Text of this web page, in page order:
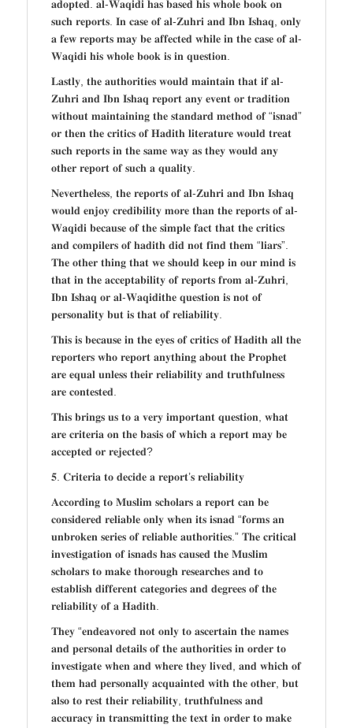
𝐚𝐝𝐨𝐩𝐭𝐞𝐝. 𝐚𝐥-𝐖𝐚𝐪𝐢𝐝𝐢 𝐡𝐚𝐬 𝐛𝐚𝐬𝐞𝐝 𝐡𝐢𝐬 𝐰𝐡𝐨𝐥𝐞 𝐛𝐨𝐨𝐤 𝐨𝐧
𝐬𝐮𝐜𝐡 𝐫𝐞𝐩𝐨𝐫𝐭𝐬. 𝐈𝐧 𝐜𝐚𝐬𝐞 𝐨𝐟 𝐚𝐥-𝐙𝐮𝐡𝐫𝐢 𝐚𝐧𝐝 𝐈𝐛𝐧 𝐈𝐬𝐡𝐚𝐪, 𝐨𝐧𝐥𝐲
𝐚 𝐟𝐞𝐰 𝐫𝐞𝐩𝐨𝐫𝐭𝐬 𝐦𝐚𝐲 𝐛𝐞 𝐚𝐟𝐟𝐞𝐜𝐭𝐞𝐝 𝐰𝐡𝐢𝐥𝐞 𝐢𝐧 𝐭𝐡𝐞 𝐜𝐚𝐬𝐞 𝐨𝐟 𝐚𝐥-
𝐖𝐚𝐪𝐢𝐝𝐢 𝐡𝐢𝐬 𝐰𝐡𝐨𝐥𝐞 𝐛𝐨𝐨𝐤 𝐢𝐬 𝐢𝐧 𝐪𝐮𝐞𝐬𝐭𝐢𝐨𝐧.
𝐋𝐚𝐬𝐭𝐥𝐲, 𝐭𝐡𝐞 𝐚𝐮𝐭𝐡𝐨𝐫𝐢𝐭𝐢𝐞𝐬 𝐰𝐨𝐮𝐥𝐝 𝐦𝐚𝐢𝐧𝐭𝐚𝐢𝐧 𝐭𝐡𝐚𝐭 𝐢𝐟 𝐚𝐥-
𝐙𝐮𝐡𝐫𝐢 𝐚𝐧𝐝 𝐈𝐛𝐧 𝐈𝐬𝐡𝐚𝐪 𝐫𝐞𝐩𝐨𝐫𝐭 𝐚𝐧𝐲 𝐞𝐯𝐞𝐧𝐭 𝐨𝐫 𝐭𝐫𝐚𝐝𝐢𝐭𝐢𝐨𝐧
𝐰𝐢𝐭𝐡𝐨𝐮𝐭 𝐦𝐚𝐢𝐧𝐭𝐚𝐢𝐧𝐢𝐧𝐠 𝐭𝐡𝐞 𝐬𝐭𝐚𝐧𝐝𝐚𝐫𝐝 𝐦𝐞𝐭𝐡𝐨𝐝 𝐨𝐟 “𝐢𝐬𝐧𝐚𝐝”
𝐨𝐫 𝐭𝐡𝐞𝐧 𝐭𝐡𝐞 𝐜𝐫𝐢𝐭𝐢𝐜𝐬 𝐨𝐟 𝐇𝐚𝐝𝐢𝐭𝐡 𝐥𝐢𝐭𝐞𝐫𝐚𝐭𝐮𝐫𝐞 𝐰𝐨𝐮𝐥𝐝 𝐭𝐫𝐞𝐚𝐭
𝐬𝐮𝐜𝐡 𝐫𝐞𝐩𝐨𝐫𝐭𝐬 𝐢𝐧 𝐭𝐡𝐞 𝐬𝐚𝐦𝐞 𝐰𝐚𝐲 𝐚𝐬 𝐭𝐡𝐞𝐲 𝐰𝐨𝐮𝐥𝐝 𝐚𝐧𝐲
𝐨𝐭𝐡𝐞𝐫 𝐫𝐞𝐩𝐨𝐫𝐭 𝐨𝐟 𝐬𝐮𝐜𝐡 𝐚 𝐪𝐮𝐚𝐥𝐢𝐭𝐲.
𝐍𝐞𝐯𝐞𝐫𝐭𝐡𝐞𝐥𝐞𝐬𝐬, 𝐭𝐡𝐞 𝐫𝐞𝐩𝐨𝐫𝐭𝐬 𝐨𝐟 𝐚𝐥-𝐙𝐮𝐡𝐫𝐢 𝐚𝐧𝐝 𝐈𝐛𝐧 𝐈𝐬𝐡𝐚𝐪
𝐰𝐨𝐮𝐥𝐝 𝐞𝐧𝐣𝐨𝐲 𝐜𝐫𝐞𝐝𝐢𝐛𝐢𝐥𝐢𝐭𝐲 𝐦𝐨𝐫𝐞 𝐭𝐡𝐚𝐧 𝐭𝐡𝐞 𝐫𝐞𝐩𝐨𝐫𝐭𝐬 𝐨𝐟 𝐚𝐥-
𝐖𝐚𝐪𝐢𝐝𝐢 𝐛𝐞𝐜𝐚𝐮𝐬𝐞 𝐨𝐟 𝐭𝐡𝐞 𝐬𝐢𝐦𝐩𝐥𝐞 𝐟𝐚𝐜𝐭 𝐭𝐡𝐚𝐭 𝐭𝐡𝐞 𝐜𝐫𝐢𝐭𝐢𝐜𝐬
𝐚𝐧𝐝 𝐜𝐨𝐦𝐩𝐢𝐥𝐞𝐫𝐬 𝐨𝐟 𝐡𝐚𝐝𝐢𝐭𝐡 𝐝𝐢𝐝 𝐧𝐨𝐭 𝐟𝐢𝐧𝐝 𝐭𝐡𝐞𝐦 “𝐥𝐢𝐚𝐫𝐬”.
𝐓𝐡𝐞 𝐨𝐭𝐡𝐞𝐫 𝐭𝐡𝐢𝐧𝐠 𝐭𝐡𝐚𝐭 𝐰𝐞 𝐬𝐡𝐨𝐮𝐥𝐝 𝐤𝐞𝐞𝐩 𝐢𝐧 𝐨𝐮𝐫 𝐦𝐢𝐧𝐝 𝐢𝐬
𝐭𝐡𝐚𝐭 𝐢𝐧 𝐭𝐡𝐞 𝐚𝐜𝐜𝐞𝐩𝐭𝐚𝐛𝐢𝐥𝐢𝐭𝐲 𝐨𝐟 𝐫𝐞𝐩𝐨𝐫𝐭𝐬 𝐟𝐫𝐨𝐦 𝐚𝐥-𝐙𝐮𝐡𝐫𝐢,
𝐈𝐛𝐧 𝐈𝐬𝐡𝐚𝐪 𝐨𝐫 𝐚𝐥-𝐖𝐚𝐪𝐢𝐝𝐢𝐭𝐡𝐞 𝐪𝐮𝐞𝐬𝐭𝐢𝐨𝐧 𝐢𝐬 𝐧𝐨𝐭 𝐨𝐟
𝐩𝐞𝐫𝐬𝐨𝐧𝐚𝐥𝐢𝐭𝐲 𝐛𝐮𝐭 𝐢𝐬 𝐭𝐡𝐚𝐭 𝐨𝐟 𝐫𝐞𝐥𝐢𝐚𝐛𝐢𝐥𝐢𝐭𝐲.
𝐓𝐡𝐢𝐬 𝐢𝐬 𝐛𝐞𝐜𝐚𝐮𝐬𝐞 𝐢𝐧 𝐭𝐡𝐞 𝐞𝐲𝐞𝐬 𝐨𝐟 𝐜𝐫𝐢𝐭𝐢𝐜𝐬 𝐨𝐟 𝐇𝐚𝐝𝐢𝐭𝐡 𝐚𝐥𝐥 𝐭𝐡𝐞
𝐫𝐞𝐩𝐨𝐫𝐭𝐞𝐫𝐬 𝐰𝐡𝐨 𝐫𝐞𝐩𝐨𝐫𝐭 𝐚𝐧𝐲𝐭𝐡𝐢𝐧𝐠 𝐚𝐛𝐨𝐮𝐭 𝐭𝐡𝐞 𝐏𝐫𝐨𝐩𝐡𝐞𝐭
𝐚𝐫𝐞 𝐞𝐪𝐮𝐚𝐥 𝐮𝐧𝐥𝐞𝐬𝐬 𝐭𝐡𝐞𝐢𝐫 𝐫𝐞𝐥𝐢𝐚𝐛𝐢𝐥𝐢𝐭𝐲 𝐚𝐧𝐝 𝐭𝐫𝐮𝐭𝐡𝐟𝐮𝐥𝐧𝐞𝐬𝐬
𝐚𝐫𝐞 𝐜𝐨𝐧𝐭𝐞𝐬𝐭𝐞𝐝.
𝐓𝐡𝐢𝐬 𝐛𝐫𝐢𝐧𝐠𝐬 𝐮𝐬 𝐭𝐨 𝐚 𝐯𝐞𝐫𝐲 𝐢𝐦𝐩𝐨𝐫𝐭𝐚𝐧𝐭 𝐪𝐮𝐞𝐬𝐭𝐢𝐨𝐧, 𝐰𝐡𝐚𝐭
𝐚𝐫𝐞 𝐜𝐫𝐢𝐭𝐞𝐫𝐢𝐚 𝐨𝐧 𝐭𝐡𝐞 𝐛𝐚𝐬𝐢𝐬 𝐨𝐟 𝐰𝐡𝐢𝐜𝐡 𝐚 𝐫𝐞𝐩𝐨𝐫𝐭 𝐦𝐚𝐲 𝐛𝐞
𝐚𝐜𝐜𝐞𝐩𝐭𝐞𝐝 𝐨𝐫 𝐫𝐞𝐣𝐞𝐜𝐭𝐞𝐝?
𝟓. 𝐂𝐫𝐢𝐭𝐞𝐫𝐢𝐚 𝐭𝐨 𝐝𝐞𝐜𝐢𝐝𝐞 𝐚 𝐫𝐞𝐩𝐨𝐫𝐭’𝐬 𝐫𝐞𝐥𝐢𝐚𝐛𝐢𝐥𝐢𝐭𝐲
𝐀𝐜𝐜𝐨𝐫𝐝𝐢𝐧𝐠 𝐭𝐨 𝐌𝐮𝐬𝐥𝐢𝐦 𝐬𝐜𝐡𝐨𝐥𝐚𝐫𝐬 𝐚 𝐫𝐞𝐩𝐨𝐫𝐭 𝐜𝐚𝐧 𝐛𝐞
𝐜𝐨𝐧𝐬𝐢𝐝𝐞𝐫𝐞𝐝 𝐫𝐞𝐥𝐢𝐚𝐛𝐥𝐞 𝐨𝐧𝐥𝐲 𝐰𝐡𝐞𝐧 𝐢𝐭𝐬 𝐢𝐬𝐧𝐚𝐝 “𝐟𝐨𝐫𝐦𝐬 𝐚𝐧
𝐮𝐧𝐛𝐫𝐨𝐤𝐞𝐧 𝐬𝐞𝐫𝐢𝐞𝐬 𝐨𝐟 𝐫𝐞𝐥𝐢𝐚𝐛𝐥𝐞 𝐚𝐮𝐭𝐡𝐨𝐫𝐢𝐭𝐢𝐞𝐬.” 𝐓𝐡𝐞 𝐜𝐫𝐢𝐭𝐢𝐜𝐚𝐥
𝐢𝐧𝐯𝐞𝐬𝐭𝐢𝐠𝐚𝐭𝐢𝐨𝐧 𝐨𝐟 𝐢𝐬𝐧𝐚𝐝𝐬 𝐡𝐚𝐬 𝐜𝐚𝐮𝐬𝐞𝐝 𝐭𝐡𝐞 𝐌𝐮𝐬𝐥𝐢𝐦
𝐬𝐜𝐡𝐨𝐥𝐚𝐫𝐬 𝐭𝐨 𝐦𝐚𝐤𝐞 𝐭𝐡𝐨𝐫𝐨𝐮𝐠𝐡 𝐫𝐞𝐬𝐞𝐚𝐫𝐜𝐡𝐞𝐬 𝐚𝐧𝐝 𝐭𝐨
𝐞𝐬𝐭𝐚𝐛𝐥𝐢𝐬𝐡 𝐝𝐢𝐟𝐟𝐞𝐫𝐞𝐧𝐭 𝐜𝐚𝐭𝐞𝐠𝐨𝐫𝐢𝐞𝐬 𝐚𝐧𝐝 𝐝𝐞𝐠𝐫𝐞𝐞𝐬 𝐨𝐟 𝐭𝐡𝐞
𝐫𝐞𝐥𝐢𝐚𝐛𝐢𝐥𝐢𝐭𝐲 𝐨𝐟 𝐚 𝐇𝐚𝐝𝐢𝐭𝐡.
𝐓𝐡𝐞𝐲 “𝐞𝐧𝐝𝐞𝐚𝐯𝐨𝐫𝐞𝐝 𝐧𝐨𝐭 𝐨𝐧𝐥𝐲 𝐭𝐨 𝐚𝐬𝐜𝐞𝐫𝐭𝐚𝐢𝐧 𝐭𝐡𝐞 𝐧𝐚𝐦𝐞𝐬
𝐚𝐧𝐝 𝐩𝐞𝐫𝐬𝐨𝐧𝐚𝐥 𝐝𝐞𝐭𝐚𝐢𝐥𝐬 𝐨𝐟 𝐭𝐡𝐞 𝐚𝐮𝐭𝐡𝐨𝐫𝐢𝐭𝐢𝐞𝐬 𝐢𝐧 𝐨𝐫𝐝𝐞𝐫 𝐭𝐨
𝐢𝐧𝐯𝐞𝐬𝐭𝐢𝐠𝐚𝐭𝐞 𝐰𝐡𝐞𝐧 𝐚𝐧𝐝 𝐰𝐡𝐞𝐫𝐞 𝐭𝐡𝐞𝐲 𝐥𝐢𝐯𝐞𝐝, 𝐚𝐧𝐝 𝐰𝐡𝐢𝐜𝐡 𝐨𝐟
𝐭𝐡𝐞𝐦 𝐡𝐚𝐝 𝐩𝐞𝐫𝐬𝐨𝐧𝐚𝐥𝐥𝐲 𝐚𝐜𝐪𝐮𝐚𝐢𝐧𝐭𝐞𝐝 𝐰𝐢𝐭𝐡 𝐭𝐡𝐞 𝐨𝐭𝐡𝐞𝐫, 𝐛𝐮𝐭
𝐚𝐥𝐬𝐨 𝐭𝐨 𝐫𝐞𝐬𝐭 𝐭𝐡𝐞𝐢𝐫 𝐫𝐞𝐥𝐢𝐚𝐛𝐢𝐥𝐢𝐭𝐲, 𝐭𝐫𝐮𝐭𝐡𝐟𝐮𝐥𝐧𝐞𝐬𝐬 𝐚𝐧𝐝
𝐚𝐜𝐜𝐮𝐫𝐚𝐜𝐲 𝐢𝐧 𝐭𝐫𝐚𝐧𝐬𝐦𝐢𝐭𝐭𝐢𝐧𝐠 𝐭𝐡𝐞 𝐭𝐞𝐱𝐭 𝐢𝐧 𝐨𝐫𝐝𝐞𝐫 𝐭𝐨 𝐦𝐚𝐤𝐞